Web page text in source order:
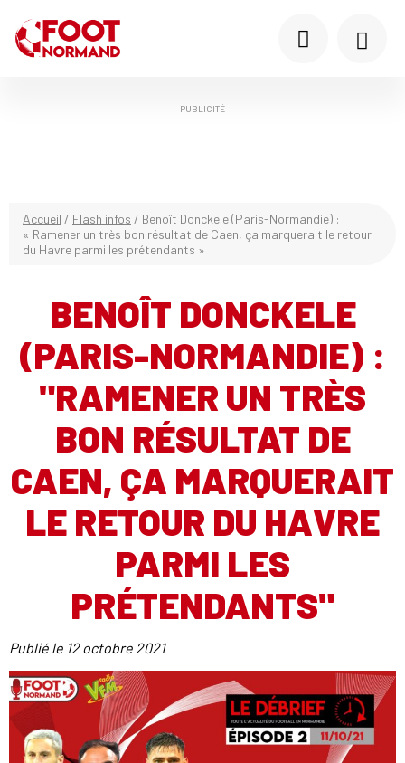
PUBLICITÉ
Accueil / Flash infos / Benoît Donckele (Paris-Normandie) :
« Ramener un très bon résultat de Caen, ça marquerait le retour
du Havre parmi les prétendants »
BENOÎT DONCKELE
(PARIS-NORMANDIE) :
"RAMENER UN TRÈS
BON RÉSULTAT DE
CAEN, ÇA MARQUERAIT
LE RETOUR DU HAVRE
PARMI LES
PRÉTENDANTS"
Publié le 12 octobre 2021